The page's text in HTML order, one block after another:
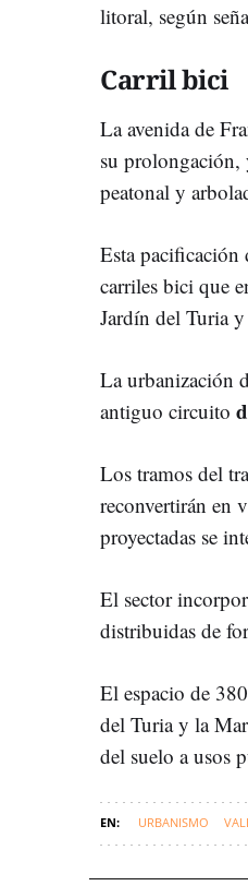
litoral, según
Carril bici
La avenida de
su prolongación,
peatonal y
Esta pacificación
carriles bici que
Jardín del Turia
La urbanización
antiguo circuito
Los tramos del
reconvertirán en
proyectadas se
El sector
distribuidas de
El espacio de
del Turia y la
del suelo a usos
URBANISMO